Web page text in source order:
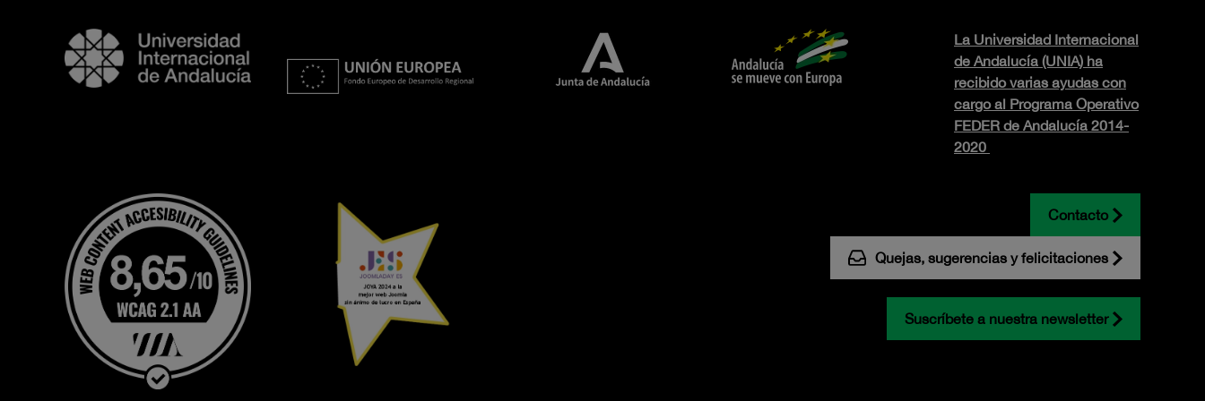
La Universidad Internacional
de Andalucía (UNIA) ha
recibido varias ayudas con
cargo al Programa Operativo
FEDER de Andalucía 2014-
2020
Contacto
Quejas, sugerencias y felicitaciones
Suscríbete a nuestra newsletter